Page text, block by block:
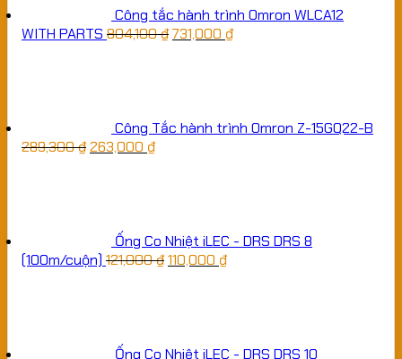
Công tắc hành trình Omron WLCA12
WITH PARTS 804,100₫731,000 ₫
Công Tắc hành trình Omron Z-15GQ22-B
289,300₫263,000 ₫
Ống Co Nhiệt iLEC - DRS DRS 8
(100m/cuộn) 121,000₫110,000 ₫
Ống Co Nhiệt iLEC - DRS DRS 10